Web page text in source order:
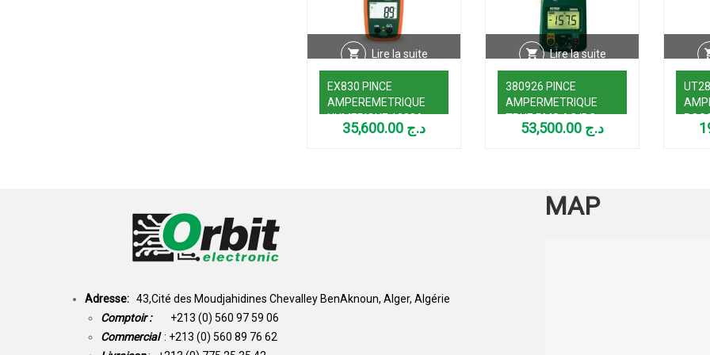
Lire la suite
EX830 PINCE
AMPEREMETRIQUE
NUMERIQUE 1000A
AC/DC AVEC
د.ج
Lire la suite
380926 PINCE
AMPERMETRIQUE
TRUE RMS AC/DC
2000A
د.ج
600V
Adresse: 43,Cité des Moudjahidines Chevalley BenAknoun, Alger, Algérie
Comptoir : +213 (0) 560 97 59 06
Commercial : +213 (0) 560 89 76 62
MAP